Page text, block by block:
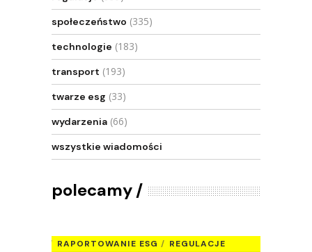
społeczeństwo (335)
technologie (183)
transport (193)
twarze esg (33)
wydarzenia (66)
wszystkie wiadomości
polecamy
RAPORTOWANIE ESG REGULACJE